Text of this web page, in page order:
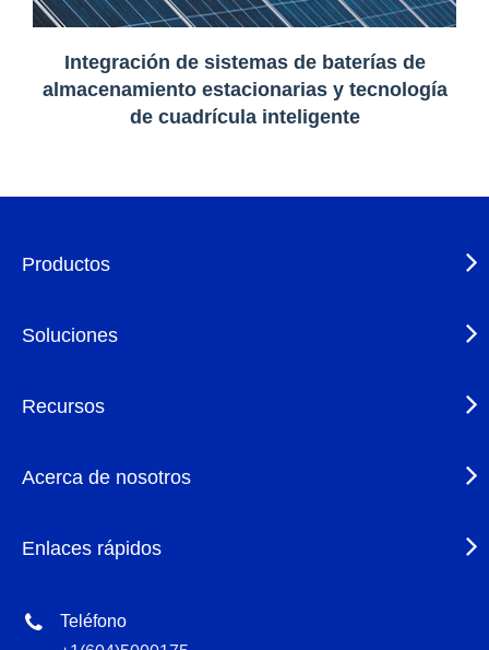
Integración de sistemas de baterías de
almacenamiento estacionarias y tecnología
de cuadrícula inteligente
Productos
Soluciones
Recursos
Acerca de nosotros
Enlaces rápidos
Teléfono